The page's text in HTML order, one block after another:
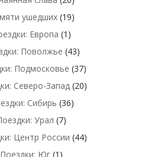
ушедших(19)
Европа (1)
Поволжье (43)
Подмосковье (37)
Северо-Запад (20)
Сибирь (36)
Урал (7)
Центр России (44)
Поездки: Юг (1)